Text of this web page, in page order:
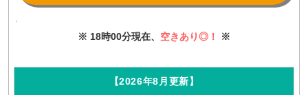
※ 18時00分現在、 空きあり◎！ ※
【2026年8月更新】